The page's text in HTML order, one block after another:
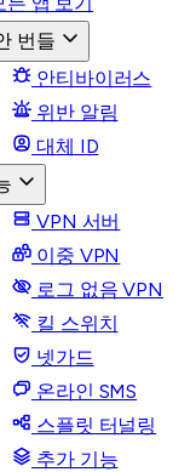
번들
안티바이러스
위반 알림
대체 ID
VPN 서버
이중 VPN
로그 없음 VPN
킬 스위치
넷가드
온라인 SMS
스플릿 터널링
추가 기능